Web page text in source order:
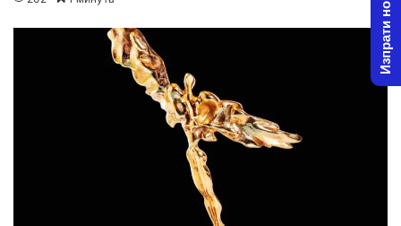
Изпрати новина